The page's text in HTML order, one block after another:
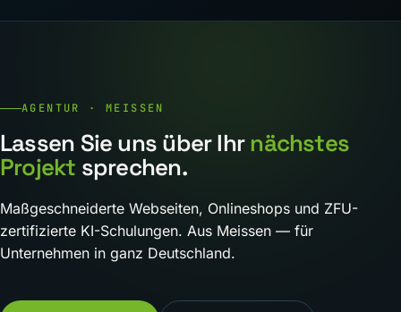
AGENTUR · MEISSEN
Lassen Sie uns über Ihr nächstes
Projekt sprechen.
Maßgeschneiderte Webseiten, Onlineshops und ZFU-
zertifizierte KI-Schulungen. Aus Meissen — für
Unternehmen in ganz Deutschland.